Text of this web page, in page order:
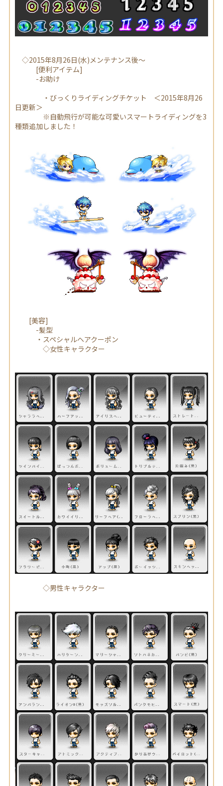
◇2015年8月26日(水)メンテナンス後～
[便利アイテム]
-お助け
・びっくりライディングチケット ＜2015年8月26
日更新＞
※自動飛行が可能な可愛いスマートライディングを3
種類追加しました！
[美容]
-髪型
・スペシャルヘアクーポン
◇女性キャラクター
◇男性キャラクター